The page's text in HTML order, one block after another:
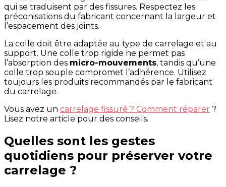
qui se traduisent par des fissures. Respectez les
préconisations du fabricant concernant la largeur et
l’espacement des joints.
La colle doit être adaptée au type de carrelage et au
support. Une colle trop rigide ne permet pas
l’absorption des micro-mouvements, tandis qu’une
colle trop souple compromet l’adhérence. Utilisez
toujours les produits recommandés par le fabricant
du carrelage.
Vous avez un carrelage fissuré ? Comment réparer ?
Lisez notre article pour des conseils.
Quelles sont les gestes
quotidiens pour préserver votre
carrelage ?